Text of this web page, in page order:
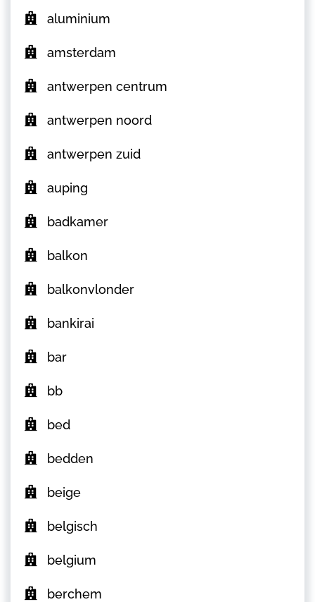
aluminium
amsterdam
antwerpen centrum
antwerpen noord
antwerpen zuid
auping
badkamer
balkon
balkonvlonder
bankirai
bar
bb
bed
bedden
beige
belgisch
belgium
berchem